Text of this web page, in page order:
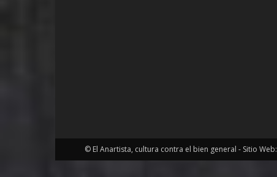
© El Anartista, cultura contra el bien general - Sitio Web: